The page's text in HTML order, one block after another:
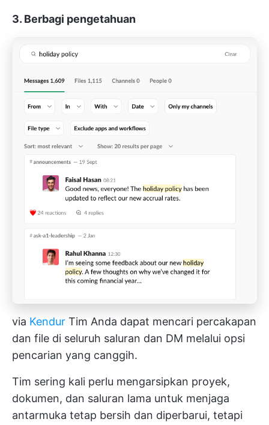
3. Berbagi pengetahuan
via Kendur Tim Anda dapat mencari percakapan
dan file di seluruh saluran dan DM melalui opsi
pencarian yang canggih.
Tim sering kali perlu mengarsipkan proyek,
dokumen, dan saluran lama untuk menjaga
antarmuka tetap bersih dan diperbarui, tetapi